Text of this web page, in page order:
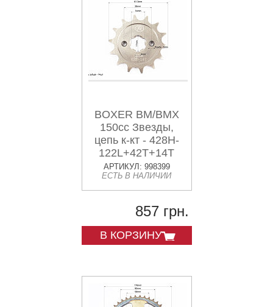
BOXER BM/BMX
150cc Звезды,
цепь к-кт - 428H-
122L+42T+14T
"каленая"
АРТИКУЛ: 998399
ЕСТЬ В НАЛИЧИИ
857 грн.
В КОРЗИНУ